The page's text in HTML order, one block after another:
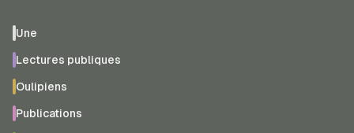
Une
Lectures publiques
Oulipiens
Publications